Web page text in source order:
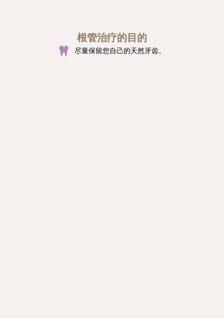
根管治疗的目的
尽量保留您自己的天然牙齿。